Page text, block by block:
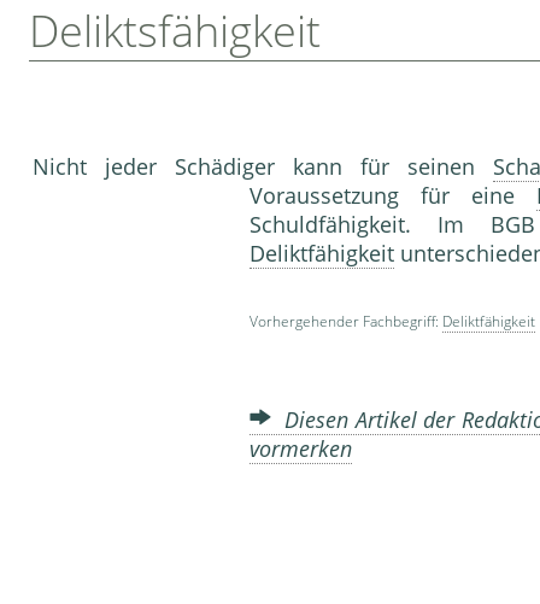
Deliktsfähigkeit
Nicht jeder Schädiger kann für seinen
Voraussetzung für eine
Schuldfähigkeit. Im
Deliktfähigkeit
Vorhergehender Fachbegriff: Deliktfähigkeit
Diesen Artikel der
vormerken